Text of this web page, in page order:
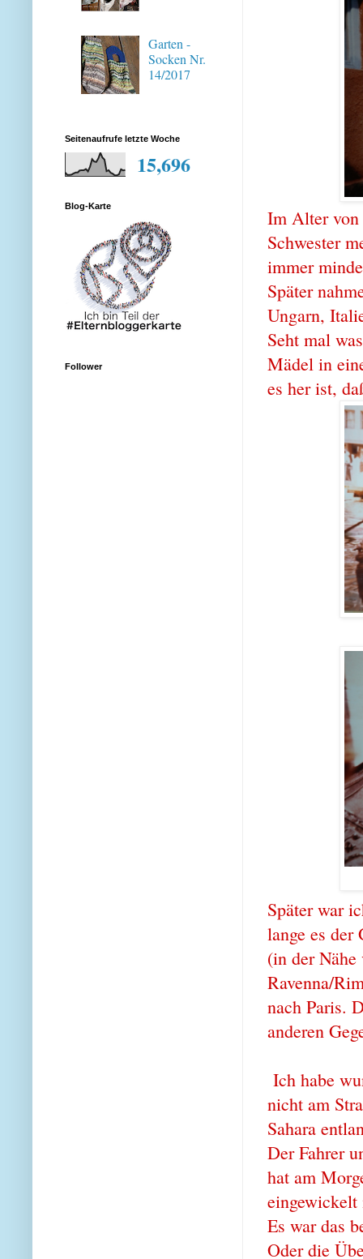
Im Alter von
Schwester
immer
Später
Ungarn,
Seht mal
Mädel in
es her ist,
Später war
lange es der
(in der
Ravenna/
nach Paris.
anderen
Ich habe
nicht am
Sahara
Der Fahrer
hat am
eingewickelt
Es war das
Oder die
Garten -
Socken Nr.
14/2017
Seitenaufrufe letzte Woche
15,696
Blog-Karte
Follower